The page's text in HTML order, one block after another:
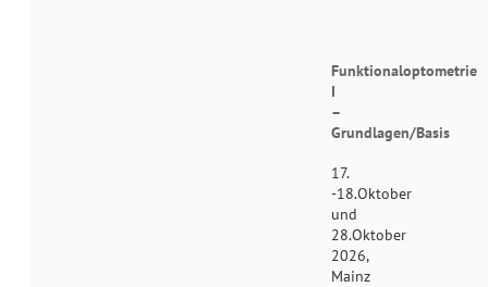
Funktionaloptometrie
I
–
Grundlagen/Basis
17.
-18.Oktober
und
28.Oktober
2026,
Mainz